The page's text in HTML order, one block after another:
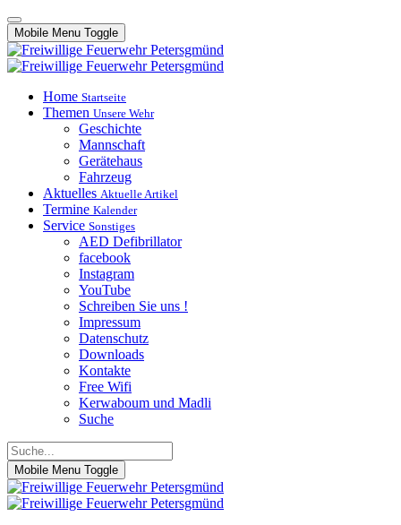
Mobile Menu Toggle
Home Startseite
Themen Unsere Wehr
Geschichte
Mannschaft
Gerätehaus
Fahrzeug
Aktuelles Aktuelle Artikel
Termine Kalender
Service Sonstiges
AED Defibrillator
facebook
Instagram
YouTube
Schreiben Sie uns !
Impressum
Datenschutz
Downloads
Kontakte
Free Wifi
Kerwaboum und Madli
Suche
Mobile Menu Toggle